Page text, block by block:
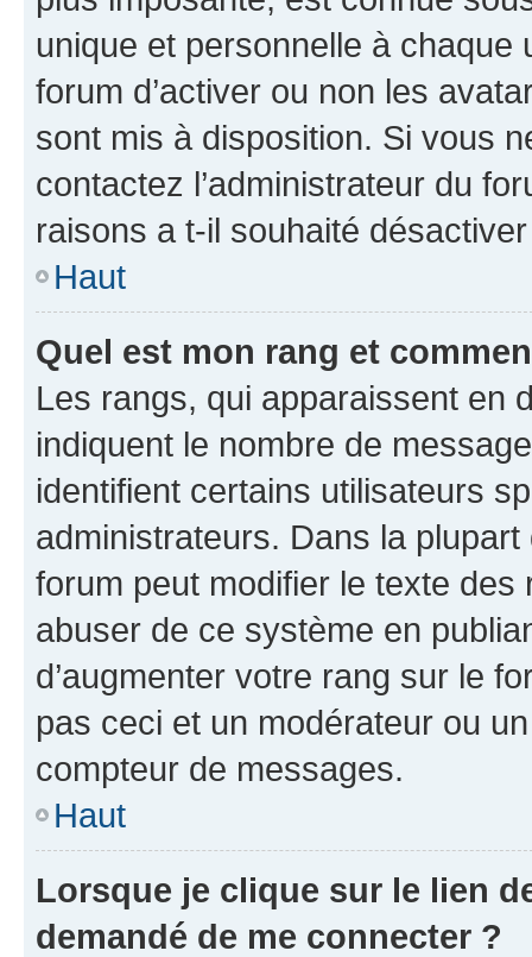
unique et personnelle à chaque
forum d’activer ou non les
sont mis à disposition. Si vous
contactez l’administrateur du
raisons a t-il souhaité
Haut
Quel est mon rang et
Les rangs, qui apparaissent en
indiquent le nombre de
identifient certains utilisateurs
administrateurs. Dans la
forum peut modifier le texte
abuser de ce système en
d’augmenter votre rang sur le
pas ceci et un modérateur ou
compteur de messages.
Haut
Lorsque je clique sur le lien
demandé de me connecter ?